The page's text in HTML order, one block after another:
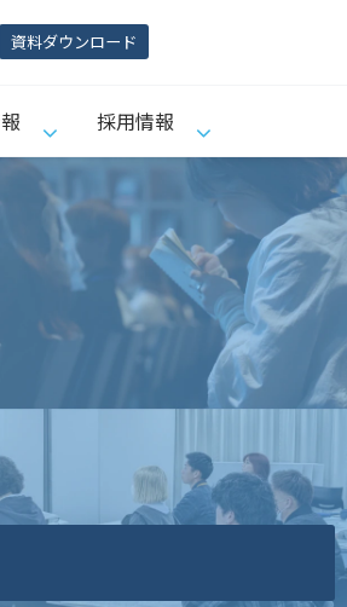
資料ダウンロード
採用情報